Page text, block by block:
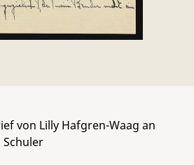
von Lilly Hafgren-Waag an
Schuler